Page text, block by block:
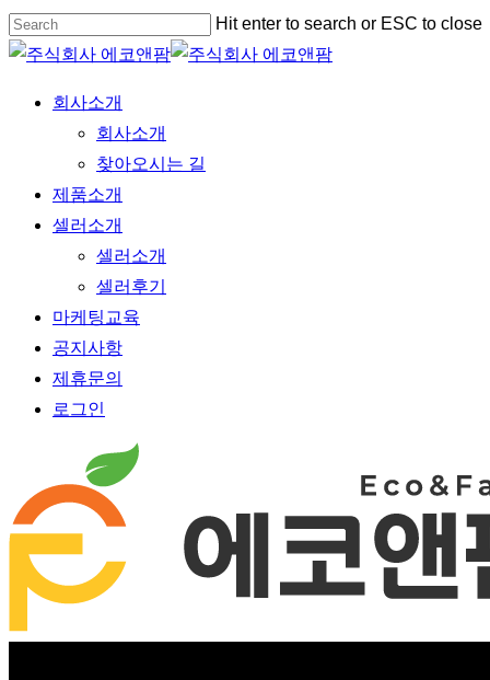
Skip
to
content
Hit enter to search or ESC to close
Close
Menu
회사소개
회사소개
찾아오시는 길
제품소개
셀러소개
셀러소개
셀러후기
마케팅교육
공지사항
제휴문의
로그인